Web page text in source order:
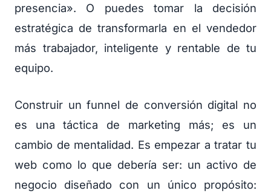
presencia». O puedes tomar la decisión
estratégica de transformarla en el vendedor
más trabajador, inteligente y rentable de tu
equipo.
Construir un funnel de conversión digital no
es una táctica de marketing más; es un
cambio de mentalidad. Es empezar a tratar tu
web como lo que debería ser: un activo de
negocio diseñado con un único propósito: